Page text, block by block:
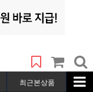
최근본상품